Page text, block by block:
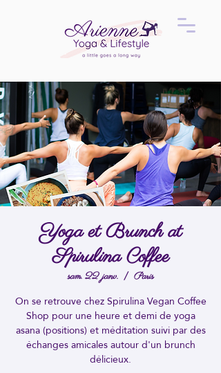
Yoga et Brunch at
Spirulina Coffee
sam. 22 janv.
  |
Paris
On se retrouve chez Spirulina Vegan Coffee
Shop pour une heure et demi de yoga
asana (positions) et méditation suivi par des
échanges amicales autour d'un brunch
délicieux.